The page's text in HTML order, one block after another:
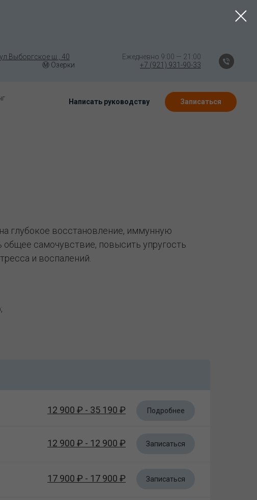
ш., 40
Ежедневно 9:00 — 21:00
Ⓜ️ Озерки
+7 (921) 931-90-33
Написать руководству Записаться
глубокое восстановление, иммунную
самочувствие, повысить упругость
и воспалений.
17 900 ₽ - 17 900 ₽ Записаться
12 900 ₽ - 12 900 ₽ Записаться
12 900 ₽ - 35 190 ₽ Подробнее